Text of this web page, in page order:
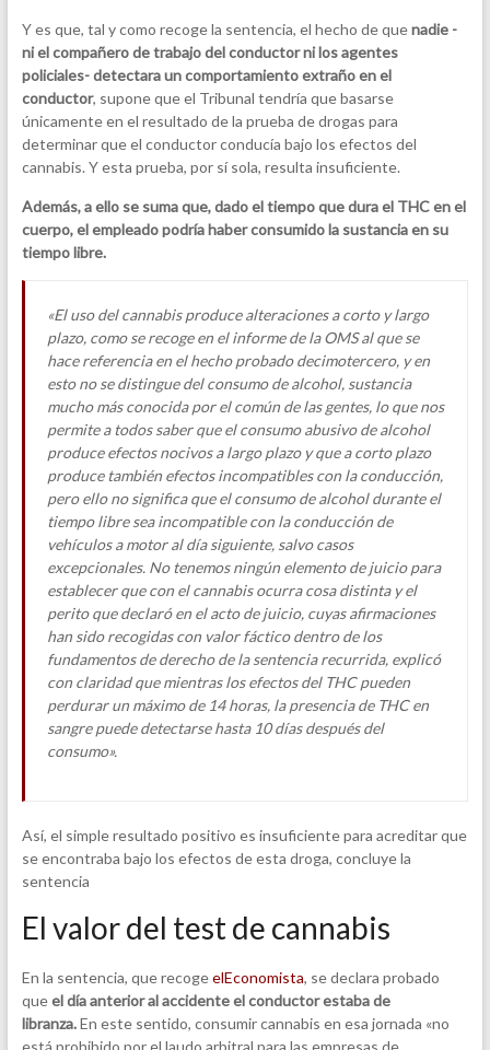
Y es que, tal y como recoge la sentencia, el hecho de quenadie -
ni el compañero de trabajo del conductor ni los agentes
policiales- detectara un comportamiento extraño en el
conductor, supone que el Tribunal tendría que basarse
únicamente en el resultado de la prueba de drogas para
determinar que el conductor conducía bajo los efectos del
cannabis. Y esta prueba, por sí sola, resulta insuficiente.
Además, a ello se suma que, dado el tiempo que dura el THC en el
cuerpo, el empleado podría haber consumido la sustancia en su
tiempo libre.
«El uso del cannabis produce alteraciones a corto y largo
plazo, como se recoge en el informe de la OMS al que se
hace referencia en el hecho probado decimotercero, y en
esto no se distingue del consumo de alcohol, sustancia
mucho más conocida por el común de las gentes, lo que nos
permite a todos saber que el consumo abusivo de alcohol
produce efectos nocivos a largo plazo y que a corto plazo
produce también efectos incompatibles con la conducción,
pero ello no significa que el consumo de alcohol durante el
tiempo libre sea incompatible con la conducción de
vehículos a motor al día siguiente, salvo casos
excepcionales. No tenemos ningún elemento de juicio para
establecer que con el cannabis ocurra cosa distinta y el
perito que declaró en el acto de juicio, cuyas afirmaciones
han sido recogidas con valor fáctico dentro de los
fundamentos de derecho de la sentencia recurrida, explicó
con claridad que mientras los efectos del THC pueden
perdurar un máximo de 14 horas, la presencia de THC en
sangre puede detectarse hasta 10 días después del
consumo».
Así, el simple resultado positivo es insuficiente para acreditar que
se encontraba bajo los efectos de esta droga, concluye la
sentencia
El valor del test de cannabis
En la sentencia, que recogeelEconomista, se declara probado
queel día anterior al accidente el conductor estaba de
libranza.En este sentido, consumir cannabis en esa jornada «no
está prohibido por el laudo arbitral para las empresas de